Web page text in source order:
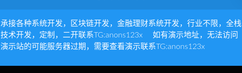
承接各种系统开发，区块链开发，金融理财系统开发，行业不限，全栈
技术开发，定制，二开联系TG:anons123x 如有演示地址，无法访问
演示站的可能服务器过期，需要查看演示联系TG:anons123x